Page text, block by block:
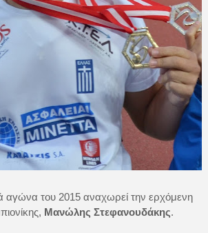
αγώνα του 2015 αναχωρεί την ερχόμενη
Μανώλης Στεφανουδάκης.